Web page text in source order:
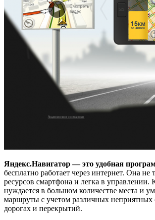
Яндекс.Навигатор — это удобная
бесплатно работает через интернет. Она не
ресурсов смартфона и легка в управлении.
нуждается в большом количестве места и
маршруты с учетом различных неприятных
дорогах и перекрытий.